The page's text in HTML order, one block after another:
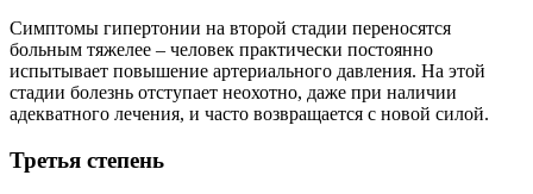
Симптомы гипертонии на второй стадии переносятся
больным тяжелее – человек практически постоянно
испытывает повышение артериального давления. На этой
стадии болезнь отступает неохотно, даже при наличии
адекватного лечения, и часто возвращается с новой силой.
Третья степень